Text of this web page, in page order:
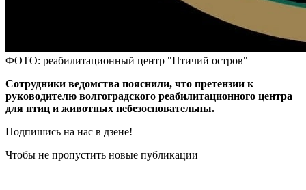
ФОТО: реабилитационный центр "Птичий остров"
Сотрудники ведомства пояснили, что претензии к
руководителю волгоградского реабилитационного центра
для птиц и животных небезосновательны.
Подпишись на нас в дзене!
Чтобы не пропустить новые публикации